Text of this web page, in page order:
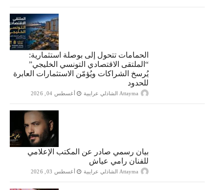
الحمامات تتحول إلى بوصلة استثمارية:
“الملتقى الاقتصادي التونسي الخليجي”
يُرسخ الشراكات ويُؤمّن الاستثمارات العابرة
للحدود
Attayma الشاذلي عرايبية أغسطس 04, 2026
بيان رسمي صادر عن المكتب الإعلامي
للفنان رامي عياش
Attayma الشاذلي عرايبية أغسطس 03, 2026